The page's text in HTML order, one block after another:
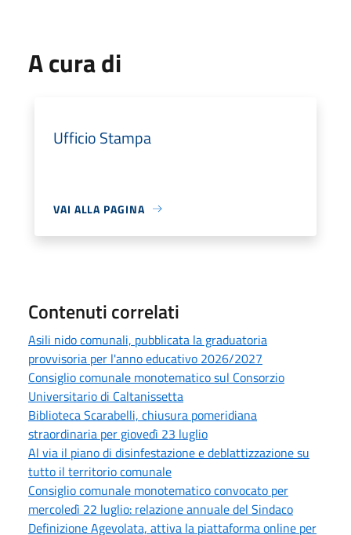
A cura di
Ufficio Stampa
VAI ALLA PAGINA
Contenuti correlati
Asili nido comunali, pubblicata la graduatoria
provvisoria per l'anno educativo 2026/2027
Consiglio comunale monotematico sul Consorzio
Universitario di Caltanissetta
Biblioteca Scarabelli, chiusura pomeridiana
straordinaria per giovedì 23 luglio
Al via il piano di disinfestazione e deblattizzazione su
tutto il territorio comunale
Consiglio comunale monotematico convocato per
mercoledì 22 luglio: relazione annuale del Sindaco
Definizione Agevolata, attiva la piattaforma online per